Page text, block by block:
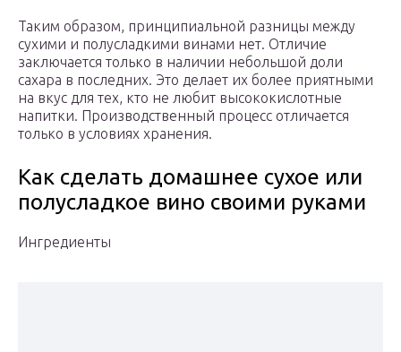
Таким образом, принципиальной разницы между
сухими и полусладкими винами нет. Отличие
заключается только в наличии небольшой доли
сахара в последних. Это делает их более приятными
на вкус для тех, кто не любит высококислотные
напитки. Производственный процесс отличается
только в условиях хранения.
Как сделать домашнее сухое или
полусладкое вино своими руками
Ингредиенты